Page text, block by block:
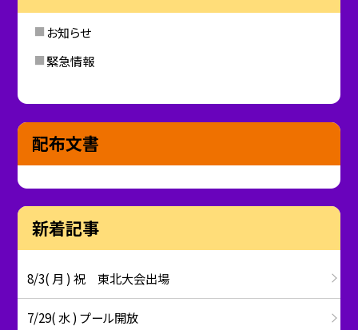
お知らせ
緊急情報
配布文書
新着記事
8/3( 月 ) 祝 東北大会出場
7/29( 水 ) プール開放